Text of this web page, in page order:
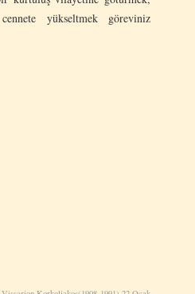
yükseltmek göreviniz